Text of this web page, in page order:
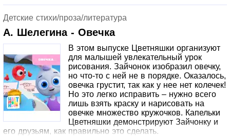
играть в строительство вместе с героями мультика.
Детские стихи/проза/литература
А. Шелегина - Овечка
В этом выпуске Цветняшки организуют
для малышей увлекательный урок
рисования. Зайчонок изобразил овечку,
но что-то с ней не в порядке. Оказалось,
овечка грустит, так как у нее нет колечек!
Но это легко исправить – нужно всего
лишь взять краску и нарисовать на
овечке множество кружочков. Капельки
Цветняшки демонстрируют Зайчонку и
его друзьям, как правильно это сделать.